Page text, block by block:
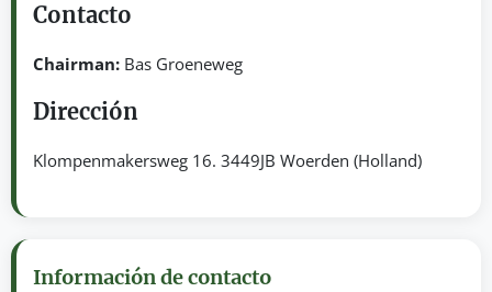
Contacto
Chairman: Bas Groeneweg
Dirección
Klompenmakersweg 16. 3449JB Woerden (Holland)
Información de contacto